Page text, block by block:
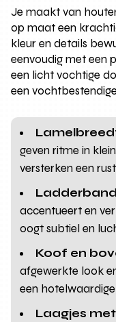
Je maakt van
op maat een
kleur en details
eenvoudig met een
een licht vochtige
een
geven ritme in
versterken een
accentueert en
oogt subtiel en
Koof en
afgewerkte look
een
Laagjes